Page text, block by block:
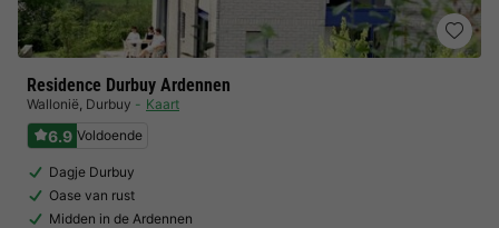
Residence Durbuy Ardennen
Wallonië, Durbuy Kaart
6.9 Voldoende
Dagje Durbuy
Oase van rust
Midden in de Ardennen